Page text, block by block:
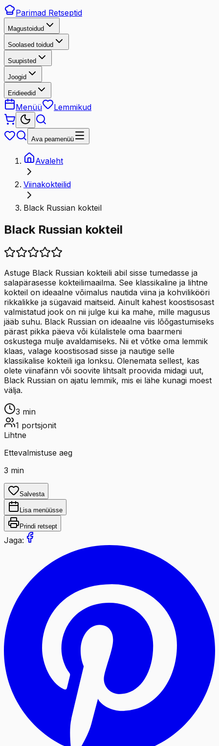
Parimad Retseptid
Magustoidud
Soolased toidud
Suupisted
Joogid
Eridieedid
Menüü Lemmikud
Ava peamenüü
Avaleht
Viinakokteilid
Black Russian kokteil
Black Russian kokteil
Astuge Black Russian kokteili abil sisse tumedasse ja
salapärasesse kokteilimaailma. See klassikaline ja lihtne
kokteil on ideaalne võimalus nautida viina ja kohvilikööri
rikkalikke ja sügavaid maitseid. Ainult kahest koostisosast
valmistatud jook on nii julge kui ka mahe, mille magusus
jääb suhu. Black Russian on ideaalne viis lõõgastumiseks
pärast pikka päeva või külalistele oma baarmeni
oskustega mulje avaldamiseks. Nii et võtke oma lemmik
klaas, valage koostisosad sisse ja nautige selle
klassikalise kokteili iga lonksu. Olenemata sellest, kas
olete viinafänn või soovite lihtsalt proovida midagi uut,
Black Russian on ajatu lemmik, mis ei lähe kunagi moest
välja.
3 min
1 portsjonit
Lihtne
Ettevalmistuse aeg
3 min
Salvesta
Lisa menüüsse
Prindi retsept
Jaga: